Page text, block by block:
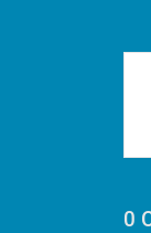
0